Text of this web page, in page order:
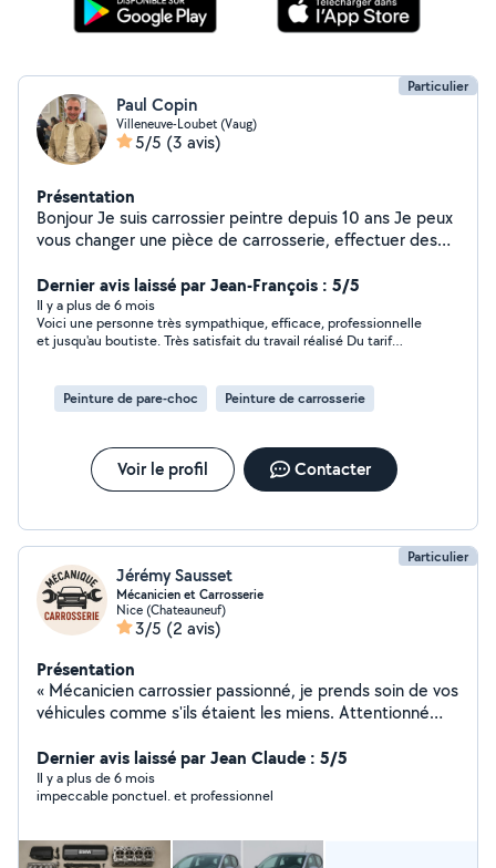
Particulier
Paul Copin
Villeneuve-Loubet (Vaug)
5/5 (3 avis)
Présentation
Bonjour Je suis carrossier peintre depuis 10 ans Je peux
vous changer une pièce de carrosserie, effectuer des
des retouches Je peux faire ressortir une déformation
sur un par choc Je peux également remettre en place
certain élément suite à un accrochage Je suis disponible
le soir et le week-end À bientôt
Dernier avis laissé par Jean-François : 5/5
Il y a plus de 6 mois
Voici une personne très sympathique, efficace, professionnelle
et jusqu'au boutiste. Très satisfait du travail réalisé Du tarif
Peinture de pare-choc Peinture de carrosserie
Voir le profil Contacter
Particulier
Jérémy Sausset
Mécanicien et Carrosserie
Nice (Chateauneuf)
3/5 (2 avis)
Présentation
« Mécanicien carrossier passionné, je prends soin de vos
véhicules comme s'ils étaient les miens. Attentionné
redresse les tôles avec précision tout en redonnant le
sourire à mes clients ! Parce qu'une voiture bien
réparée, c'est bien. Mais une réparation dans la bonne
Dernier avis laissé par Jean Claude : 5/5
Il y a plus de 6 mois
impeccable ponctuel. et professionnel